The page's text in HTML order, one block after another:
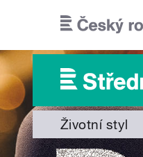
Životní styl